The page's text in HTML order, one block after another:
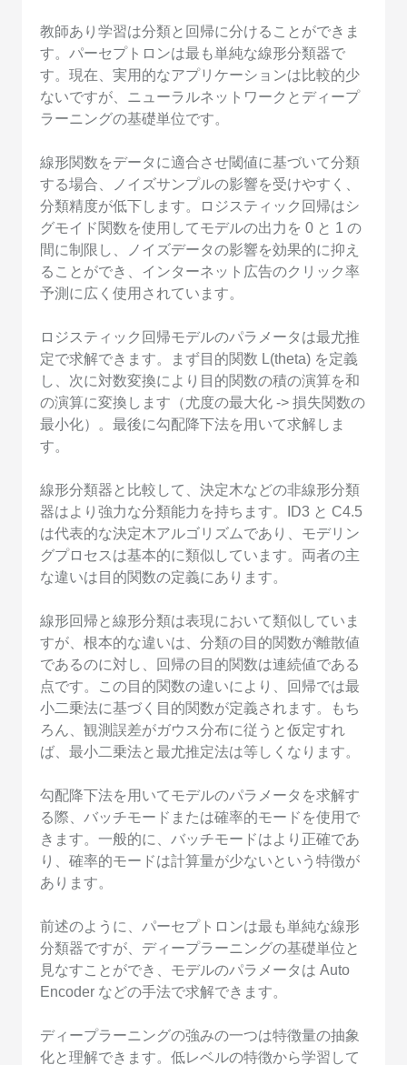
教師あり学習は分類と回帰に分けることができま
す。パーセプトロンは最も単純な線形分類器で
す。現在、実用的なアプリケーションは比較的少
ないですが、ニューラルネットワークとディープ
ラーニングの基礎単位です。
線形関数をデータに適合させ閾値に基づいて分類
する場合、ノイズサンプルの影響を受けやすく、
分類精度が低下します。ロジスティック回帰はシ
グモイド関数を使用してモデルの出力を 0 と 1 の
間に制限し、ノイズデータの影響を効果的に抑え
ることができ、インターネット広告のクリック率
予測に広く使用されています。
ロジスティック回帰モデルのパラメータは最尤推
定で求解できます。まず目的関数 L(theta) を定義
し、次に対数変換により目的関数の積の演算を和
の演算に変換します（尤度の最大化 -> 損失関数の
最小化）。最後に勾配降下法を用いて求解しま
す。
線形分類器と比較して、決定木などの非線形分類
器はより強力な分類能力を持ちます。ID3 と C4.5
は代表的な決定木アルゴリズムであり、モデリン
グプロセスは基本的に類似しています。両者の主
な違いは目的関数の定義にあります。
線形回帰と線形分類は表現において類似していま
すが、根本的な違いは、分類の目的関数が離散値
であるのに対し、回帰の目的関数は連続値である
点です。この目的関数の違いにより、回帰では最
小二乗法に基づく目的関数が定義されます。もち
ろん、観測誤差がガウス分布に従うと仮定すれ
ば、最小二乗法と最尤推定法は等しくなります。
勾配降下法を用いてモデルのパラメータを求解す
る際、バッチモードまたは確率的モードを使用で
きます。一般的に、バッチモードはより正確であ
り、確率的モードは計算量が少ないという特徴が
あります。
前述のように、パーセプトロンは最も単純な線形
分類器ですが、ディープラーニングの基礎単位と
見なすことができ、モデルのパラメータは Auto
Encoder などの手法で求解できます。
ディープラーニングの強みの一つは特徴量の抽象
化と理解できます。低レベルの特徴から学習して